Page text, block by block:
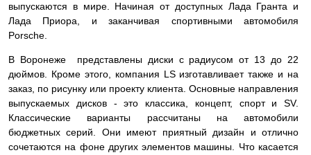
выпускаются в мире. Начиная от доступных Лада Гранта и
Лада Приора, и заканчивая спортивными автомобиля
Porsche.
В Воронеже представлены диски с радиусом от 13 до 22
дюймов. Кроме этого, компания LS изготавливает также и на
заказ, по рисунку или проекту клиента. Основные направления
выпускаемых дисков - это классика, концепт, спорт и SV.
Классические варианты рассчитаны на автомобили
бюджетных серий. Они имеют приятный дизайн и отлично
сочетаются на фоне других элементов машины. Что касается